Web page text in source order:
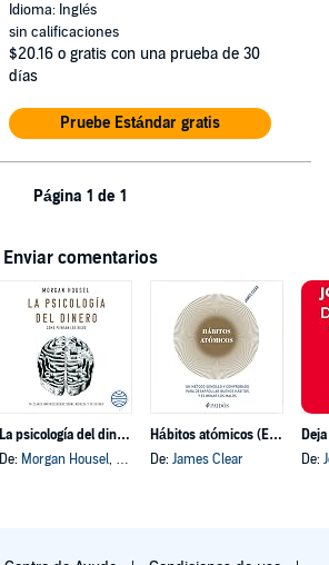
Idioma: Inglés
sin calificaciones
$20.16 o gratis con una prueba de 30
días
Pruebe Estándar gratis
Página 1 de 1
Enviar comentarios
La psicología del dinero
De: Morgan Housel, y otros
Hábitos atómicos (Español neutro)
De: James Clear
De: